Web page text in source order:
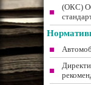
(ОКС)